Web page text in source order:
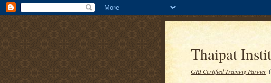
Thaipat
GRI Certified Training Partner